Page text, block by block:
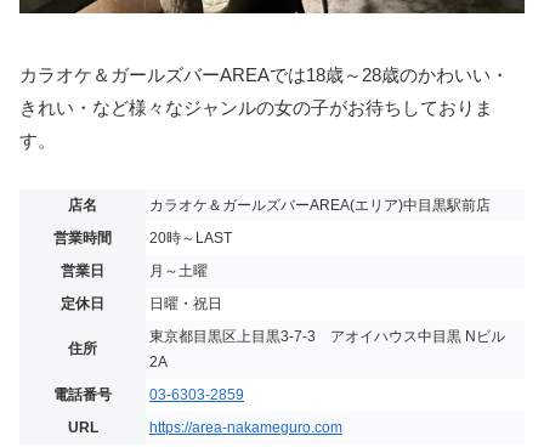
カラオケ＆ガールズバーAREAでは18歳～28歳のかわいい・
きれい・など様々なジャンルの女の子がお待ちしておりま
す。
店名
カラオケ＆ガールズバーAREA(エリア)中目黒駅前店
営業時間
20時～LAST
営業日
月～土曜
定休日
日曜・祝日
住所
東京都目黒区上目黒3-7-3 アオイハウス中目黒 Nビル
2A
電話番号
03-6303-2859
URL
https://area-nakameguro.com